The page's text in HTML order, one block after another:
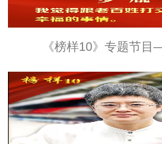
《榜样10》专题节